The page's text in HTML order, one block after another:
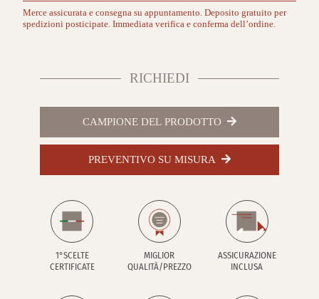
Merce assicurata e consegna su appuntamento. Deposito gratuito per
spedizioni posticipate. Immediata verifica e conferma dell’ordine.
RICHIEDI
CAMPIONE DEL PRODOTTO
PREVENTIVO SU MISURA
1°SCELTE
CERTIFICATE
MIGLIOR
QUALITÀ/PREZZO
ASSICURAZIONE
INCLUSA